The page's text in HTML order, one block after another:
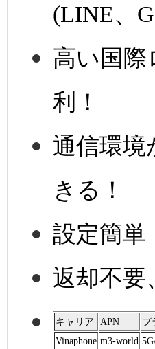
(LINE、
高い国際
利！
通信環境
きる！
設定簡
返却不要
キャリア APN
プ
Vinaphone m3-world